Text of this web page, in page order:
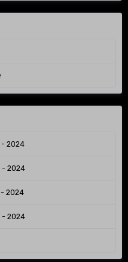
- 2024
- 2024
- 2024
- 2024